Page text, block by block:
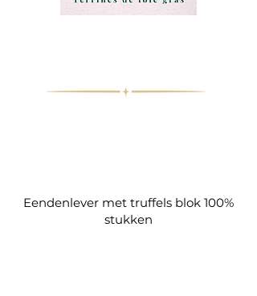
​Eendenlever met truffels blok 100%
stukken